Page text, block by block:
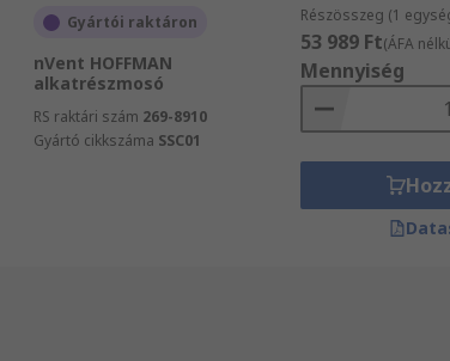
Gyártói raktáron
nVent HOFFMAN
alkatrészmosó
RS raktári szám 269-8910
Gyártó cikkszáma SSC01
Részösszeg (1
53 989 Ft(ÁFA
Mennyiség